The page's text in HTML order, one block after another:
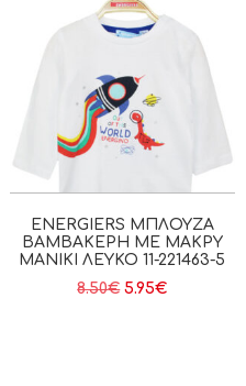
ENERGIERS ΜΠΛΟΎΖΑ
ΒΑΜΒΑΚΕΡΉ ΜΕ ΜΑΚΡΎ
ΜΑΝΊΚΙ ΛΕΥΚΟ 11-221463-5
8.50€ 5.95€